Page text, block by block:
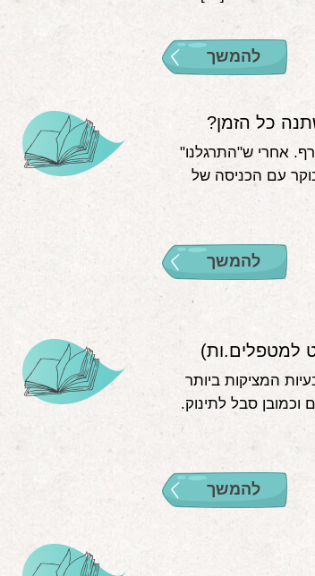
להמשך
כל הזמן?
אחרי ש"התרגלנו"
עם הכניסה של
להמשך
למטפלים.ות)
המציקות ביותר
וכמובן סבל לתינוק.
להמשך